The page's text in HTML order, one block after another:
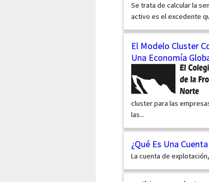
Se trata de calcular la
activo es el excedente
El Modelo Cluster
Una Economía
cluster para las
las...
¿Qué Es Una
La cuenta de